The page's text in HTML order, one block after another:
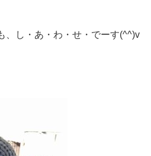
、し・あ・わ・せ・でーす(^^)v